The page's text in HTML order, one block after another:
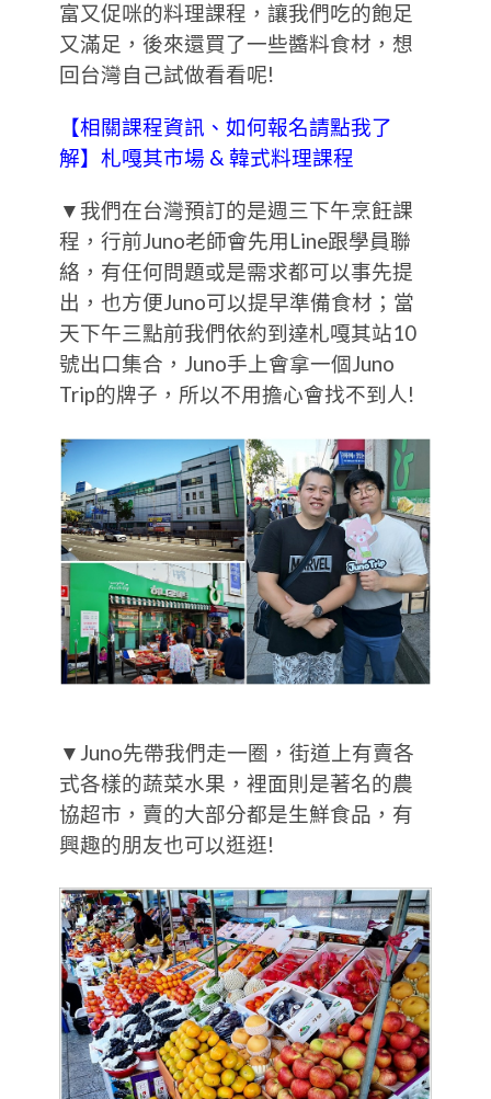
富又促咪的料理課程，讓我們吃的飽足
又滿足，後來還買了一些醬料食材，想
回台灣自己試做看看呢!
【相關課程資訊、如何報名請點我了
解】札嘎其市場 & 韓式料理課程
▼我們在台灣預訂的是週三下午烹飪課
程，行前Juno老師會先用Line跟學員聯
絡，有任何問題或是需求都可以事先提
出，也方便Juno可以提早準備食材；當
天下午三點前我們依約到達札嘎其站10
號出口集合，Juno手上會拿一個Juno
Trip的牌子，所以不用擔心會找不到人!
▼Juno先帶我們走一圈，街道上有賣各
式各樣的蔬菜水果，裡面則是著名的農
協超市，賣的大部分都是生鮮食品，有
興趣的朋友也可以逛逛!